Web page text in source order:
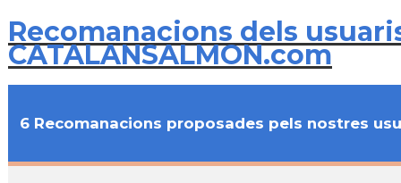
Recomanacions dels
CATALANSALMON.com
6 Recomanacions proposades pels nostres